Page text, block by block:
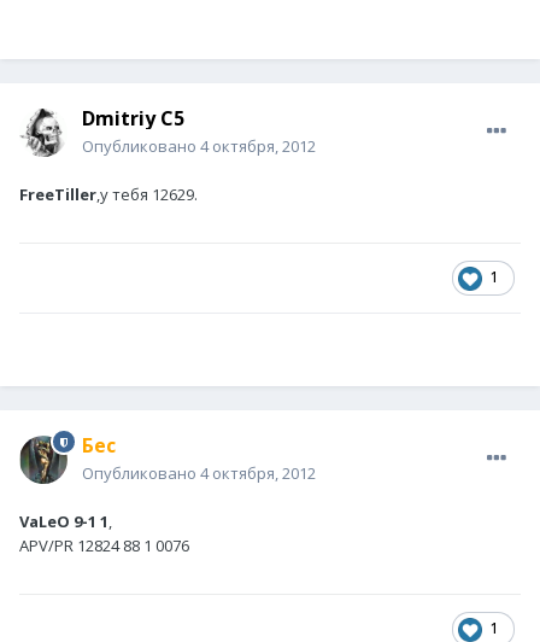
Dmitriy C5
Опубликовано 4 октября, 2012
FreeTiller,у тебя 12629.
1
Бес
Опубликовано 4 октября, 2012
VaLeO 9-1 1,
APV/PR 12824 88 1 0076
1